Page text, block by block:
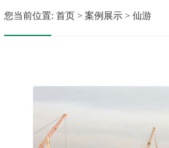
您当前位置: 首页 > 案例展示 > 仙游